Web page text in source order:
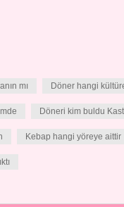
mı Döner hangi
Döneri kim buldu
Kebap hangi yöreye aittir